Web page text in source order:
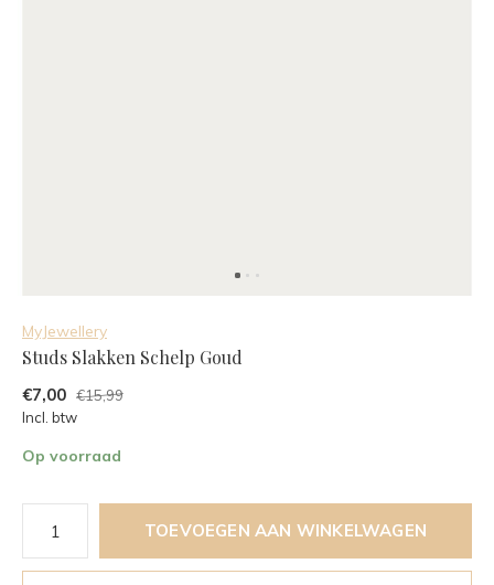
MyJewellery
Studs Slakken Schelp Goud
€7,00 €15,99
Incl. btw
Op voorraad
TOEVOEGEN AAN WINKELWAGEN